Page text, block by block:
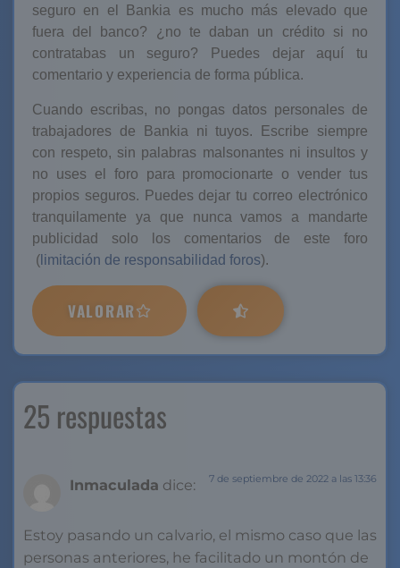
seguro en el Bankia es mucho más elevado que
fuera del banco? ¿no te daban un crédito si no
contratabas un seguro? Puedes dejar aquí tu
comentario y experiencia de forma pública.
Cuando escribas, no pongas datos personales de
trabajadores de Bankia ni tuyos. Escribe siempre
con respeto, sin palabras malsonantes ni insultos y
no uses el foro para promocionarte o vender tus
propios seguros. Puedes dejar tu correo electrónico
tranquilamente ya que nunca vamos a mandarte
publicidad solo los comentarios de este foro
( limitación de responsabilidad foros).
VALORAR
25 respuestas
Inmaculada dice: 7 de septiembre de 2022 a las 13:36
Estoy pasando un calvario, el mismo caso que las
personas anteriores, he facilitado un montón de